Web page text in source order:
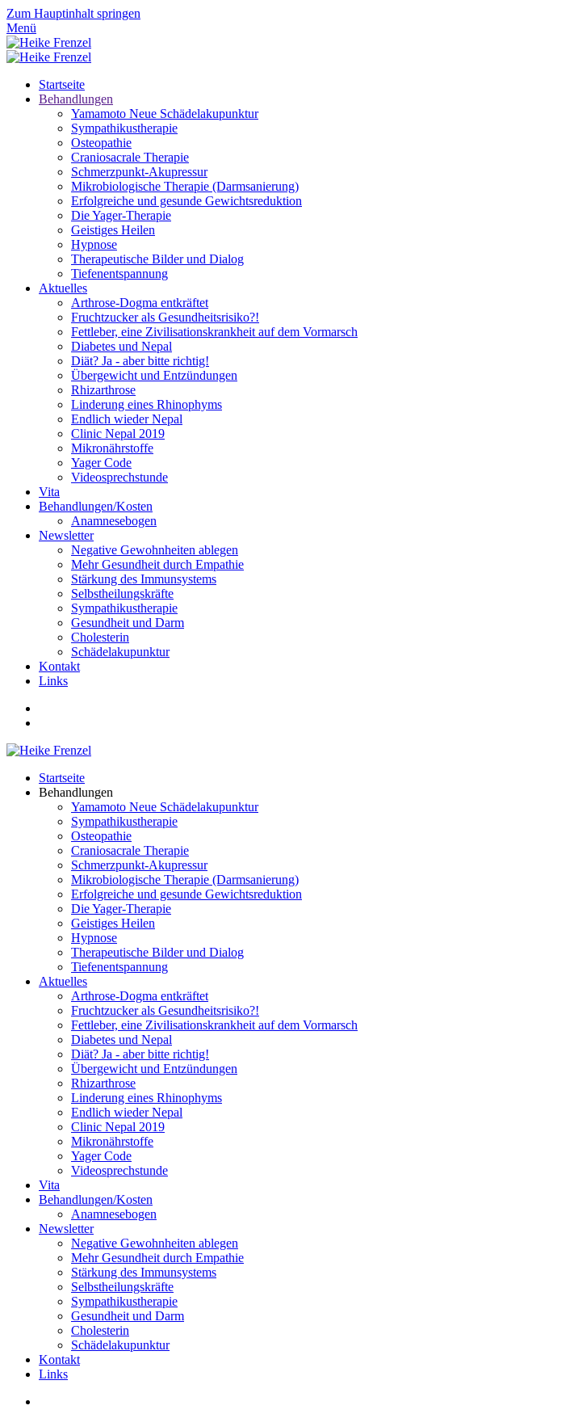
Zum Hauptinhalt springen
Menü
Startseite
Behandlungen
Yamamoto Neue Schädelakupunktur
Sympathikustherapie
Osteopathie
Craniosacrale Therapie
Schmerzpunkt-Akupressur
Mikrobiologische Therapie (Darmsanierung)
Erfolgreiche und gesunde Gewichtsreduktion
Die Yager-Therapie
Geistiges Heilen
Hypnose
Therapeutische Bilder und Dialog
Tiefenentspannung
Aktuelles
Arthrose-Dogma entkräftet
Fruchtzucker als Gesundheitsrisiko?!
Fettleber, eine Zivilisationskrankheit auf dem Vormarsch
Diabetes und Nepal
Diät? Ja - aber bitte richtig!
Übergewicht und Entzündungen
Rhizarthrose
Linderung eines Rhinophyms
Endlich wieder Nepal
Clinic Nepal 2019
Mikronährstoffe
Yager Code
Videosprechstunde
Vita
Behandlungen/Kosten
Anamnesebogen
Newsletter
Negative Gewohnheiten ablegen
Mehr Gesundheit durch Empathie
Stärkung des Immunsystems
Selbstheilungskräfte
Sympathikustherapie
Gesundheit und Darm
Cholesterin
Schädelakupunktur
Kontakt
Links
Startseite
Behandlungen
Yamamoto Neue Schädelakupunktur
Sympathikustherapie
Osteopathie
Craniosacrale Therapie
Schmerzpunkt-Akupressur
Mikrobiologische Therapie (Darmsanierung)
Erfolgreiche und gesunde Gewichtsreduktion
Die Yager-Therapie
Geistiges Heilen
Hypnose
Therapeutische Bilder und Dialog
Tiefenentspannung
Aktuelles
Arthrose-Dogma entkräftet
Fruchtzucker als Gesundheitsrisiko?!
Fettleber, eine Zivilisationskrankheit auf dem Vormarsch
Diabetes und Nepal
Diät? Ja - aber bitte richtig!
Übergewicht und Entzündungen
Rhizarthrose
Linderung eines Rhinophyms
Endlich wieder Nepal
Clinic Nepal 2019
Mikronährstoffe
Yager Code
Videosprechstunde
Vita
Behandlungen/Kosten
Anamnesebogen
Newsletter
Negative Gewohnheiten ablegen
Mehr Gesundheit durch Empathie
Stärkung des Immunsystems
Selbstheilungskräfte
Sympathikustherapie
Gesundheit und Darm
Cholesterin
Schädelakupunktur
Kontakt
Links